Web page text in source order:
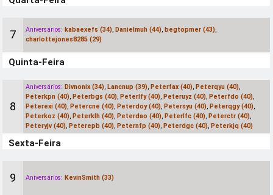
7 Aniversários: kabaexefs (34),Danielmuh (44),begtopmer (43),
charlottejones8285 (29)
Quinta-Feira
8
Aniversários: Divnonix (34),Lancnup (39),Peterfax (40),Peterqyu (40),
Peterkpn (40),Peterbgs (40),Peterlfy (40),Peteruyz (40),Peterfdo (40),
Peterexi (40),Petercne (40),Peterdoy (40),Petersyu (40),Peterqgy (40),
Peterkoz (40),Peterklh (40),Peterdao (40),Peterlfc (40),Peterctr (40),
Peteryjv (40),Peterepb (40),Peternfp (40),Peterdgc (40),Peterkjq (40)
Sexta-Feira
9 Aniversários: KevinSmith (33)